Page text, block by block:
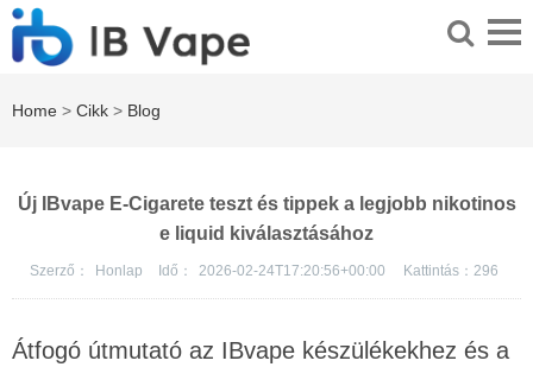
Home > Cikk > Blog
Új IBvape E-Cigarete teszt és tippek a legjobb nikotinos
e liquid kiválasztásához
Szerző： Honlap Idő： 2026-02-24T17:20:56+00:00 Kattintás： 296
Átfogó útmutató az IBvape készülékekhez és a